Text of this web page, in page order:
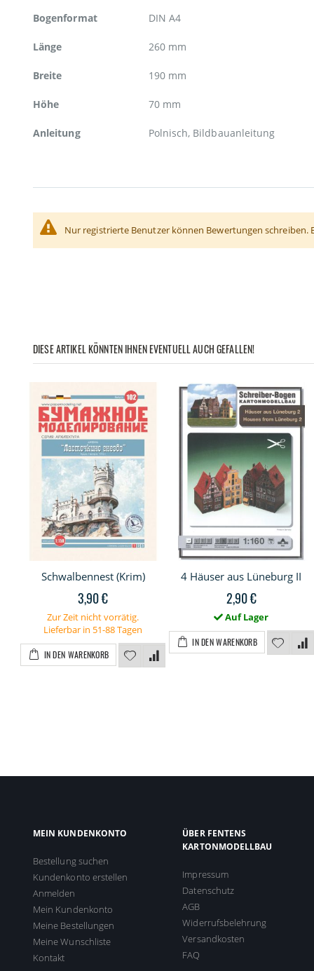
Bogenformat DIN A4
Länge 260 mm
Breite 190 mm
Höhe 70 mm
Anleitung Polnisch, Bildbauanleitung
Nur registrierte Benutzer können Bewertungen schreiben.
DIESE ARTIKEL KÖNNTEN IHNEN EVENTUELL AUCH GEFALLEN!
Schwalbennest (Krim)
3,90 €
Zur Zeit nicht vorrätig.
Lieferbar in 51-88 Tagen
IN DEN WARENKORB
4 Häuser aus Lüneburg II
2,90 €
Auf Lager
IN DEN WARENKORB
MEIN KUNDENKONTO
Bestellung suchen
Kundenkonto erstellen
Anmelden
Mein Kundenkonto
Meine Bestellungen
Meine Wunschliste
Kontakt
ÜBER FENTENS
KARTONMODELLBAU
Impressum
Datenschutz
AGB
Widerrufsbelehrung
Versandkosten
FAQ